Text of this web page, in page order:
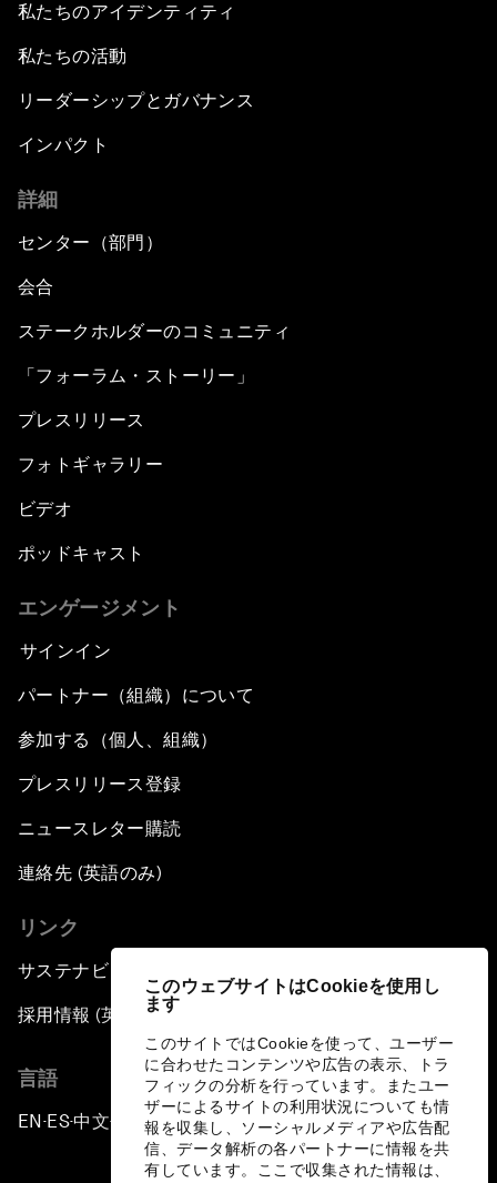
このウェブサイトはCookieを使用し
ます
このサイトではCookieを使って、ユーザー
に合わせたコンテンツや広告の表示、トラ
フィックの分析を行っています。またユー
ザーによるサイトの利用状況についても情
報を収集し、ソーシャルメディアや広告配
信、データ解析の各パートナーに情報を共
有しています。ここで収集された情報は、
私たちのアイデンティティ
私たちの活動
リーダーシップとガバナンス
インパクト
詳細
センター（部門）
会合
ステークホルダーのコミュニティ
「フォーラム・ストーリー」
プレスリリース
フォトギャラリー
ビデオ
ポッドキャスト
エンゲージメント
サインイン
パートナー（組織）について
参加する（個人、組織）
プレスリリース登録
ニュースレター購読
連絡先 (英語のみ)
リンク
サステナビリティへの取り組み
採用情報 (英語のみ)
言語
EN ▪ ES▪中文▪ 日本語